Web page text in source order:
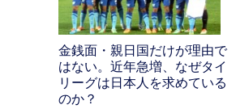
金銭面・親日国だけが理由で
はない。近年急増、なぜタイ
リーグは日本人を求めている
のか？